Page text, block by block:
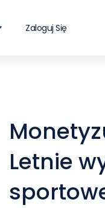
Zaloguj Się
Letnie